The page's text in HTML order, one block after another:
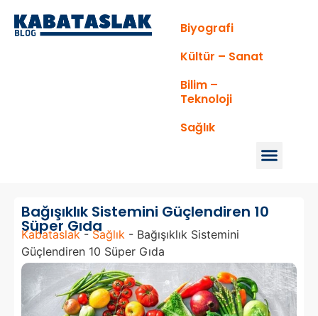
Biyografi
Kültür – Sanat
Bilim –
Teknoloji
Sağlık
Bağışıklık Sistemini Güçlendiren 10
Süper Gıda
Kabataslak-Sağlık - Bağışıklık Sistemini
Güçlendiren 10 Süper Gıda